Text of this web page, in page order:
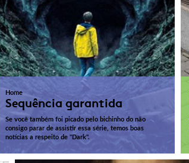
Home
Sequência garantida
Se você também foi picado pelo bichinho do não
consigo parar de assistir essa série, temos boas
notícias a respeito de "Dark".